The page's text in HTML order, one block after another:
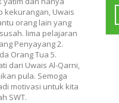
kekurangan, Uwais
orang lain yang
lima pelajaran
Penyayang 2.
Orang Tua 5.
dari Uwais Al-Qarni,
pula. Semoga
motivasi untuk kita
SWT.